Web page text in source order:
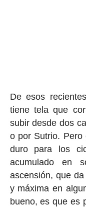
De esos
tiene tela que
subir desde dos
o por Sutrio.
duro para los
acumulado en
ascensión, que
y máxima en
bueno, es que es